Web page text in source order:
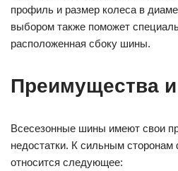
профиль и размер колеса в
выбором также поможет
расположенная сбоку шины.
Преимущества и
Всесезонные шины имеют свои
недостатки. К сильным
относится следующее: